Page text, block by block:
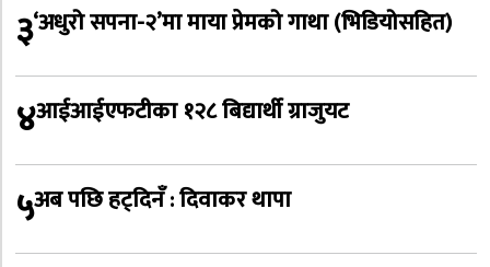
३‘अधुरो सपना-२’मा माया प्रेमको गाथा (भिडियोसहित)
४आईआईएफटीका १२८ बिद्यार्थी ग्राजुयट
५अब पछि हट्दिनँ : दिवाकर थापा